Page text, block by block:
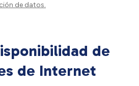
de datos.
de
de Internet